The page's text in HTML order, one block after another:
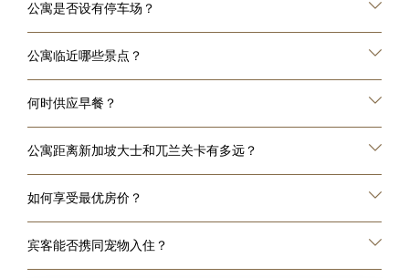
公寓是否设有停车场？
公寓临近哪些景点？
何时供应早餐？
公寓距离新加坡大士和兀兰关卡有多远？
如何享受最优房价？
宾客能否携同宠物入住？